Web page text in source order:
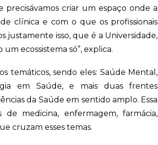
criar um espaço onde a
clínica e com o que os profissionais
justamente isso, que é a Universidade,
ecossistema só”, explica.
temáticos, sendo eles: Saúde Mental,
em Saúde, e mais duas frentes
da Saúde em sentido amplo. Essa
de medicina, enfermagem, farmácia,
cruzam esses temas.